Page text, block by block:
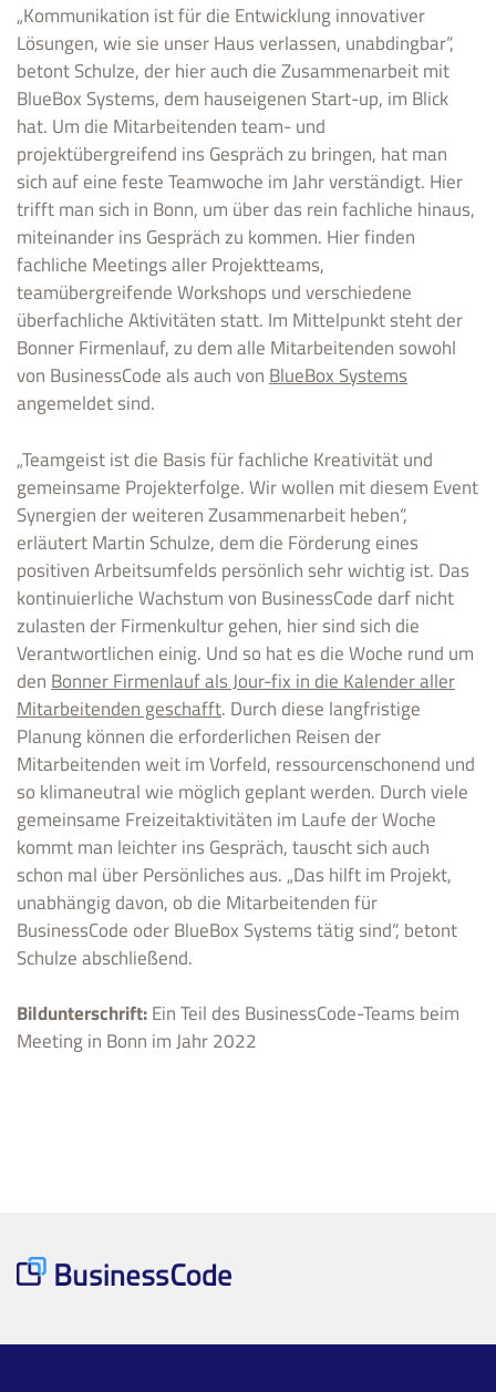
„Kommunikation ist für die Entwicklung innovativer
Lösungen, wie sie unser Haus verlassen, unabdingbar“,
betont Schulze, der hier auch die Zusammenarbeit mit
BlueBox Systems, dem hauseigenen Start-up, im Blick
hat. Um die Mitarbeitenden team- und
projektübergreifend ins Gespräch zu bringen, hat man
sich auf eine feste Teamwoche im Jahr verständigt. Hier
trifft man sich in Bonn, um über das rein fachliche hinaus,
miteinander ins Gespräch zu kommen. Hier finden
fachliche Meetings aller Projektteams,
teamübergreifende Workshops und verschiedene
überfachliche Aktivitäten statt. Im Mittelpunkt steht der
Bonner Firmenlauf, zu dem alle Mitarbeitenden sowohl
von BusinessCode als auch vonBlueBox Systems
angemeldet sind.
„Teamgeist ist die Basis für fachliche Kreativität und
gemeinsame Projekterfolge. Wir wollen mit diesem Event
Synergien der weiteren Zusammenarbeit heben“,
erläutert Martin Schulze, dem die Förderung eines
positiven Arbeitsumfelds persönlich sehr wichtig ist. Das
kontinuierliche Wachstum von BusinessCode darf nicht
zulasten der Firmenkultur gehen, hier sind sich die
Verantwortlichen einig. Und so hat es die Woche rund um
den Bonner Firmenlauf als Jour-fix in die Kalender aller
Mitarbeitenden geschafft. Durch diese langfristige
Planung können die erforderlichen Reisen der
Mitarbeitenden weit im Vorfeld, ressourcenschonend und
so klimaneutral wie möglich geplant werden. Durch viele
gemeinsame Freizeitaktivitäten im Laufe der Woche
kommt man leichter ins Gespräch, tauscht sich auch
schon mal über Persönliches aus. „Das hilft im Projekt,
unabhängig davon, ob die Mitarbeitenden für
BusinessCode oder BlueBox Systems tätig sind“, betont
Schulze abschließend.
Bildunterschrift:Ein Teil des BusinessCode-Teams beim
Meeting in Bonn im Jahr 2022